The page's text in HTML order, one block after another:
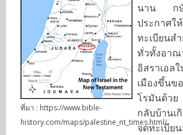
ที่มา : https://www.bible-
history.com/maps/palestine_nt_times.html/
นาน กษั
ประกาศใ
ทะเบียนส
ทั่วทั้งอา
อิสราเอล
เมืองขึ้นข
โรมันด้วย
กลับบ้านเ
จดทะเบีย